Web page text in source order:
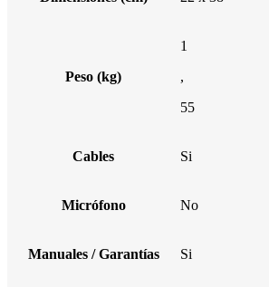
Peso (kg)
1
,
55
Cables Si
Micrófono No
Manuales / Garantías Si